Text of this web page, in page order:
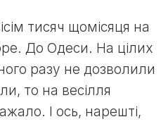
тисяч щомісяця на
До Одеси. На цілих
разу не дозволили
то на весілля
І ось, нарешті,